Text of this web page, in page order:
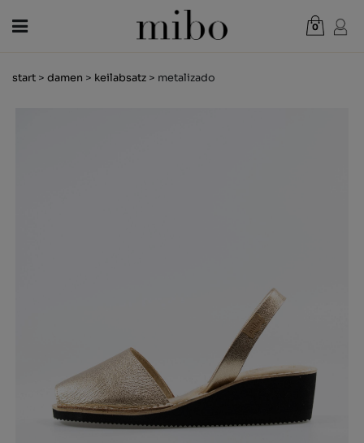
0
WARENKORB ANZEIGEN
start > damen > keilabsatz > metalizado